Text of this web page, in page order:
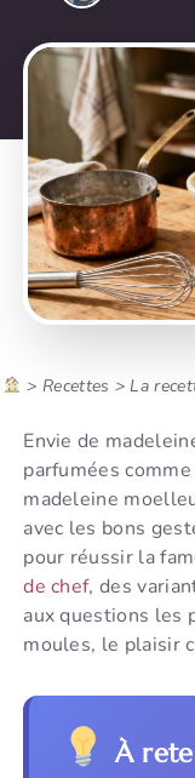
> Recettes >La
Envie de
parfumées
madeleine
avec les bons
pour réussir la
de chef, des
aux questions les
moules, le plaisir
À